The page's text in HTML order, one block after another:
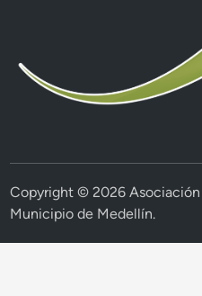
Copyright © 2026
Municipio de Medellín.